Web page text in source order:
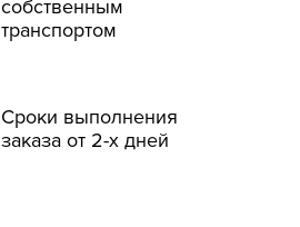
собственным
транспортом
Сроки выполнения
заказа от 2-х дней